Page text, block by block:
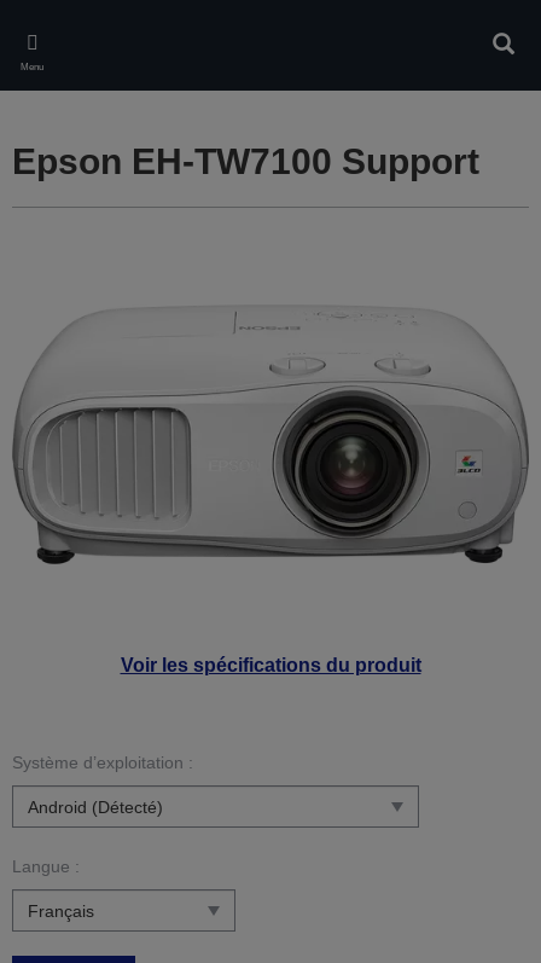
main
content
Menu
Voir les spécifications du produit
Epson EH-TW7100 Support
Système d’exploitation :
Langue :